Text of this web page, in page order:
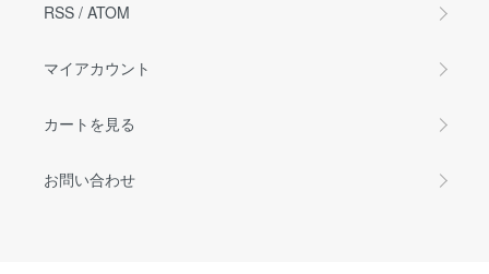
RSS / ATOM
マイアカウント
カートを見る
お問い合わせ